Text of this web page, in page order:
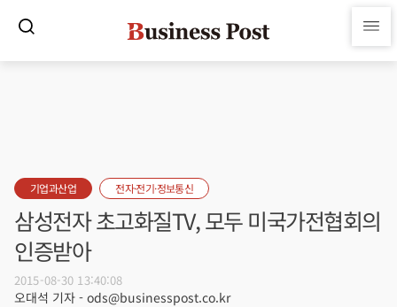
기업과산업 전자·전기·정보통신
삼성전자 초고화질TV, 모두 미국가전협회의
인증받아
2015-08-30 13:40:08
오대석 기자 - ods@businesspost.co.kr